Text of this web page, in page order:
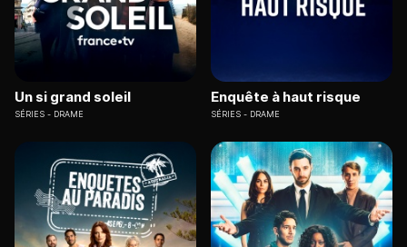
Un si grand soleil
SÉRIES DRAME
Enquête à haut risque
SÉRIES DRAME